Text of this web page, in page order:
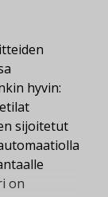
hyvin:
sijoitetut
on